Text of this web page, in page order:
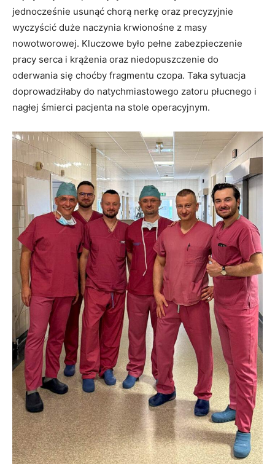
jednocześnie usunąć chorą nerkę oraz precyzyjnie
wyczyścić duże naczynia krwionośne z masy
nowotworowej. Kluczowe było pełne zabezpieczenie
pracy serca i krążenia oraz niedopuszczenie do
oderwania się choćby fragmentu czopa. Taka sytuacja
doprowadziłaby do natychmiastowego zatoru płucnego i
nagłej śmierci pacjenta na stole operacyjnym.